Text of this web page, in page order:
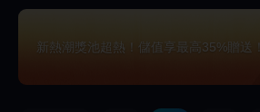
新熱潮獎池超熱！儲值享最高35%贈送！